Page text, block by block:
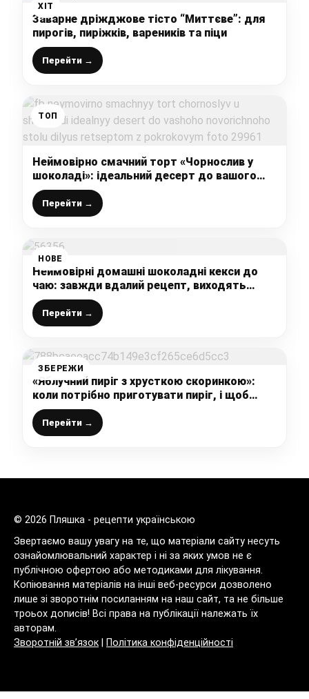
ХІТ
Заварне дріжджове тісто “Миттєве”: для
пирогів, пиріжків, вареників та піци
Перейти →
ТОП
Неймовірно смачний торт «Чорнослив у
шоколаді»: ідеальний десерт до вашого
Новорічного столу, ділюсь рецептом з
покроковим фото
Перейти →
НОВЕ
Неймовірні домашні шоколадні кекси до
чаю: завжди вдалий рецепт, виходять
ніжні, вологі і дуже смачні
Перейти →
ЗБЕРЕЖИ
«Яблучний пиріг з хрусткою скоринкою»:
коли потрібно приготувати пиріг, і щоб
точно було смачно готую його
Перейти →
© 2026 Пляшка - рецепти українською
Звертаємо вашу увагу на те, що матеріали сайту несуть
ознайомлювальний характер і ні за яких умов не є
публічною офертою або методиками для лікування.
Копіювання матеріалів на інші веб-ресурси дозволено
лише зі зворотнім посиланням на наш сайт, та не більше
троьох дописів! Всі права на публікації належать їх
авторам.
Зворотній зв’язок
Політика конфіденційності